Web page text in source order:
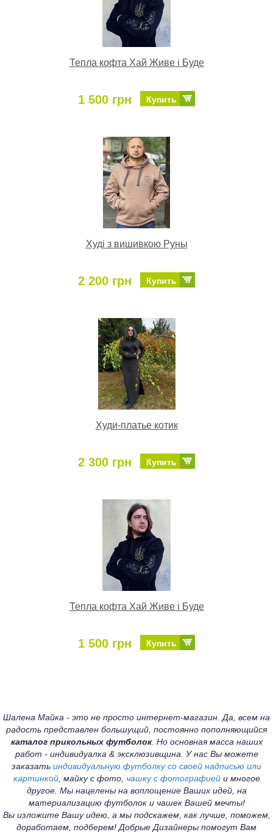
Тепла кофта Хай Живе і Буде
1 500 грн Купить
Худі з вишивкою Руны
2 200 грн Купить
Худи-платье котик
2 300 грн Купить
Тепла кофта Хай Живе і Буде
1 500 грн Купить
Шалена Майка - это не просто интернет-магазин. Да, всем на
радость представлен большущий, постоянно пополняющийся
каталог прикольных футболок. Но основная масса наших
работ - индивидуалка & эксклюзивщина. У нас Вы можете
заказать индивидуальную футболку со своей надписью или
картинкой, майку с фото, чашку с фотографиейи многое
другое. Мы нацелены на воплощение Ваших идей, на
материализацию футболок и чашек Вашей мечты!
Вы изложите Вашу идею, а мы подскажем, как лучше, поможем,
доработаем, подберем! Добрые Дизайнеры помогут Вам